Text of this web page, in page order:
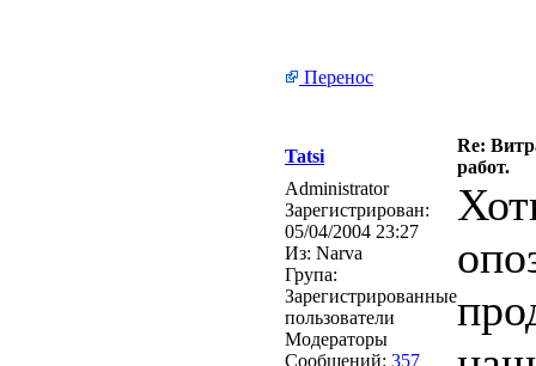
Перенос
Tatsi
Re:
работ.
Administrator
Зарегистрирован:
05/04/2004 23:27
Из: Narva
Група:
Зарегистрированные
пользователи
Модераторы
Сообщений: 357